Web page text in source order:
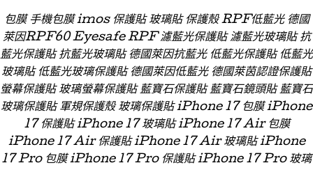
包膜 手機包膜 imos 保護貼 玻璃貼 保護殼 RPF低藍光 德國
萊因RPF60 Eyesafe RPF 濾藍光保護貼 濾藍光玻璃貼 抗
藍光保護貼 抗藍光玻璃貼 德國萊因抗藍光 低藍光保護貼 低藍光
玻璃貼 低藍光玻璃保護貼 德國萊因低藍光 德國萊茵認證保護貼
螢幕保護貼 玻璃螢幕保護貼 藍寶石保護貼 藍寶石鏡頭貼 藍寶石
玻璃保護貼 軍規保護殼 玻璃保護貼 iPhone 17 包膜 iPhone
17 保護貼 iPhone 17 玻璃貼 iPhone 17 Air 包膜
iPhone 17 Air 保護貼 iPhone 17 Air 玻璃貼 iPhone
17 Pro 包膜 iPhone 17 Pro 保護貼 iPhone 17 Pro 玻璃